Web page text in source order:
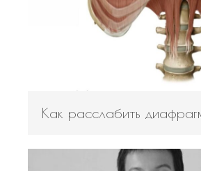
Как расслабить